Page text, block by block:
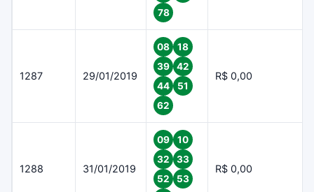
78
1287 29/01/2019
08
18
39
42
44
51
62
R$ 0,00
1288 31/01/2019
09
10
32
33
52
53
R$ 0,00